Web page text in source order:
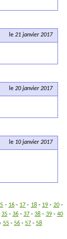
le 21 janvier 2017
le 20 janvier 2017
le 10 janvier 2017
- 16- 17 - 18- 19 - 20-
35- 36- 37 -38 - 39- 40
- 55 - 56 - 57 - 58